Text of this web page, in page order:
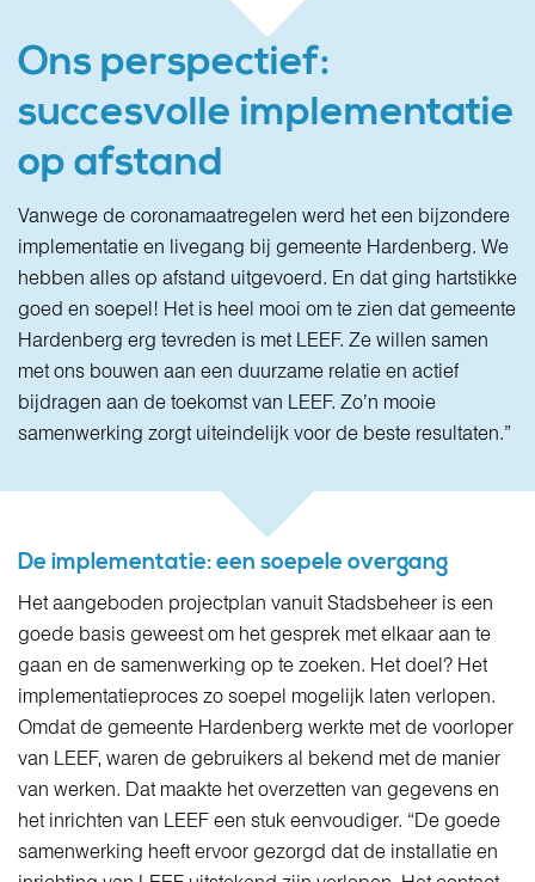
Ons perspectief:
succesvolle implementatie
op afstand
Vanwege de coronamaatregelen werd het een bijzondere
implementatie en livegang bij gemeente Hardenberg. We
hebben alles op afstand uitgevoerd. En dat ging hartstikke
goed en soepel! Het is heel mooi om te zien dat gemeente
Hardenberg erg tevreden is met LEEF. Ze willen samen
met ons bouwen aan een duurzame relatie en actief
bijdragen aan de toekomst van LEEF. Zo’n mooie
samenwerking zorgt uiteindelijk voor de beste resultaten.”
De implementatie: een soepele overgang
Het aangeboden projectplan vanuit Stadsbeheer is een
goede basis geweest om het gesprek met elkaar aan te
gaan en de samenwerking op te zoeken. Het doel? Het
implementatieproces zo soepel mogelijk laten verlopen.
Omdat de gemeente Hardenberg werkte met de voorloper
van LEEF, waren de gebruikers al bekend met de manier
van werken. Dat maakte het overzetten van gegevens en
het inrichten van LEEF een stuk eenvoudiger. “De goede
samenwerking heeft ervoor gezorgd dat de installatie en